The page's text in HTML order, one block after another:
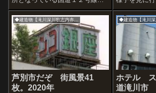
３８号線の交差点に明治２３年
に建てられた歴史的建造物で
す。札幌から滝川を車で通過す
るときには高い確率でここを通
るので、何度も見たという人も
多いかも。現在は...
た人ならわ
ング場なん
ないような
紛れもなく
はそれだけ
いうわけか。
芦別市だぞ 街風景41
枚。2020年
ホテル ス
道滝川市